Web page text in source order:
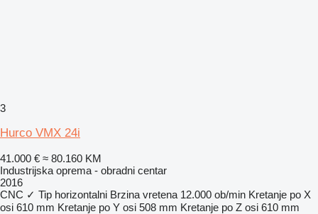
3
Hurco VMX 24i
41.000 € ≈ 80.160 KM
Industrijska oprema - obradni centar
2016
CNC ✓ Tip horizontalni Brzina vretena 12.000 ob/min Kretanje po X
osi 610 mm Kretanje po Y osi 508 mm Kretanje po Z osi 610 mm